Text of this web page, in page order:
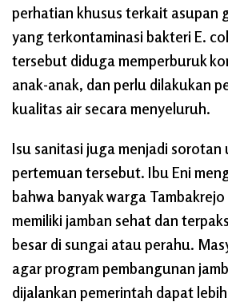
perhatian khusus terkait asupan
yang terkontaminasi bakteri E.
tersebut diduga memperburuk
anak-anak, dan perlu dilakukan
kualitas air secara menyeluruh.
Isu sanitasi juga menjadi sorotan
pertemuan tersebut. Ibu Eni
bahwa banyak warga
memiliki jamban sehat dan
besar di sungai atau perahu.
agar program pembangunan
dijalankan pemerintah dapat